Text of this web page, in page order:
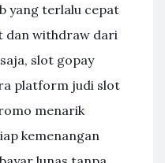
yang terlalu cepat
dan withdraw dari
slot gopay
platform judi slot
menarik
kemenangan